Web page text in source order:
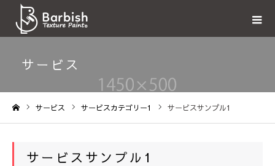
サービス
サービス サービスカテゴリー1 サービスサンプル1
サービスサンプル1